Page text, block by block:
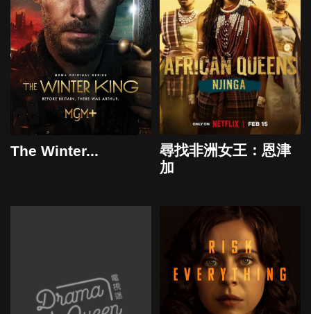
The Winter...
尋找非洲女王：恩津
加